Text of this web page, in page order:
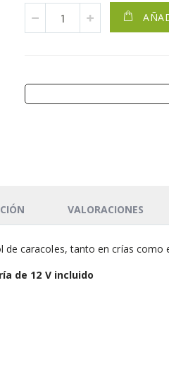
caracoles, tanto en crías
de 12 V incluido
VALORACIONES